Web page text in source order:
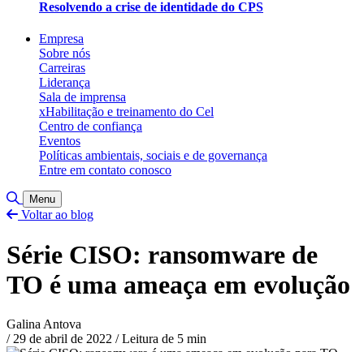
Resolvendo a crise de identidade do CPS
Empresa
Sobre nós
Carreiras
Liderança
Sala de imprensa
xHabilitação e treinamento do Cel
Centro de confiança
Eventos
Políticas ambientais, sociais e de governança
Entre em contato conosco
Alternar pesquisa
Menu
Voltar ao blog
Série CISO: ransomware de
TO é uma ameaça em evolução
Galina Antova
/ 29 de abril de 2022 /Leitura de 5 min